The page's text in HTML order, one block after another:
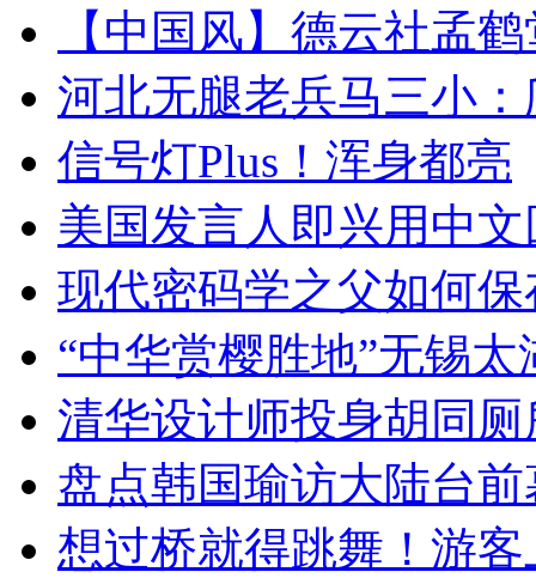
【中国风】德云社孟
河北无腿老兵马三小
信号灯Plus！浑身都亮
美国发言人即兴用中
现代密码学之父如何
“中华赏樱胜地”无锡
清华设计师投身胡同
盘点韩国瑜访大陆台
想过桥就得跳舞！游客